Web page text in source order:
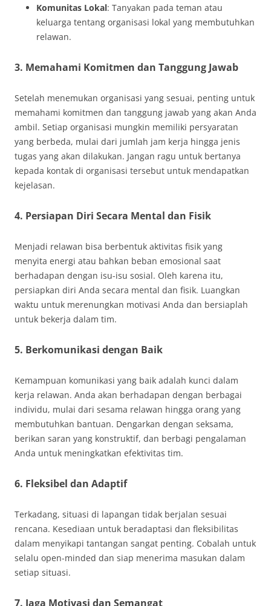
Komunitas Lokal: Tanyakan pada teman atau
keluarga tentang organisasi lokal yang membutuhkan
relawan.
3. Memahami Komitmen dan Tanggung Jawab
Setelah menemukan organisasi yang sesuai, penting untuk
memahami komitmen dan tanggung jawab yang akan Anda
ambil. Setiap organisasi mungkin memiliki persyaratan
yang berbeda, mulai dari jumlah jam kerja hingga jenis
tugas yang akan dilakukan. Jangan ragu untuk bertanya
kepada kontak di organisasi tersebut untuk mendapatkan
kejelasan.
4. Persiapan Diri Secara Mental dan Fisik
Menjadi relawan bisa berbentuk aktivitas fisik yang
menyita energi atau bahkan beban emosional saat
berhadapan dengan isu-isu sosial. Oleh karena itu,
persiapkan diri Anda secara mental dan fisik. Luangkan
waktu untuk merenungkan motivasi Anda dan bersiaplah
untuk bekerja dalam tim.
5. Berkomunikasi dengan Baik
Kemampuan komunikasi yang baik adalah kunci dalam
kerja relawan. Anda akan berhadapan dengan berbagai
individu, mulai dari sesama relawan hingga orang yang
membutuhkan bantuan. Dengarkan dengan seksama,
berikan saran yang konstruktif, dan berbagi pengalaman
Anda untuk meningkatkan efektivitas tim.
6. Fleksibel dan Adaptif
Terkadang, situasi di lapangan tidak berjalan sesuai
rencana. Kesediaan untuk beradaptasi dan fleksibilitas
dalam menyikapi tantangan sangat penting. Cobalah untuk
selalu open-minded dan siap menerima masukan dalam
setiap situasi.
7. Jaga Motivasi dan Semangat